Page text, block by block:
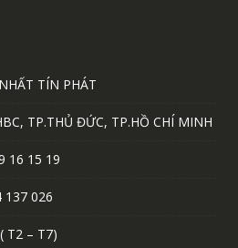
TÍN PHÁT
TP.THỦ ĐỨC, TP.HỒ CHÍ MINH
16 15 19
137 026
T2 – T7)